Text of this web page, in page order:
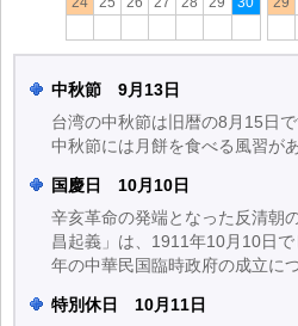
中秋節 9月13日
台湾の中秋節は旧暦の8月15日
中秋節には月餅を食べる風習が
国慶日 10月10日
辛亥革命の発端となった反清朝
昌起義」は、1911年10月10日
年の中華民国臨時政府の成立に
特別休日 10月11日